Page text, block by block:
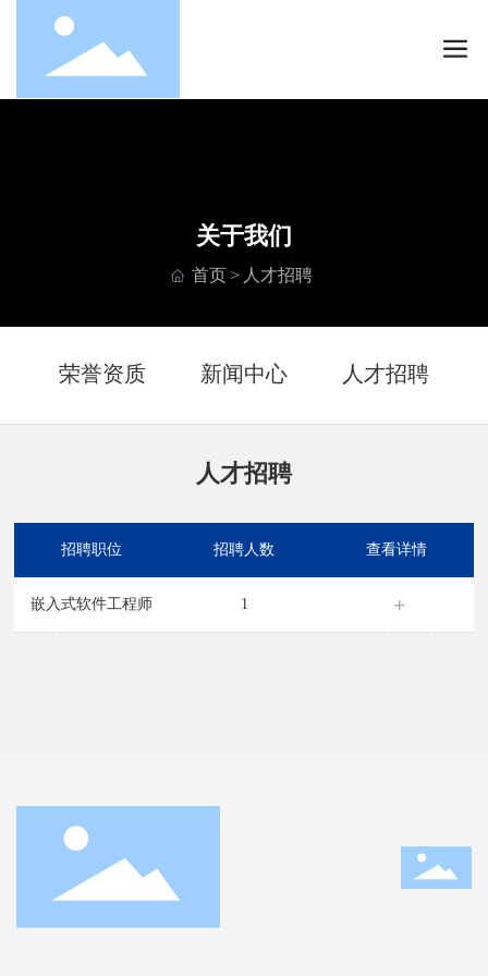
关于我们
首页 人才招聘
荣誉资质 新闻中心 人才招聘
人才招聘
招聘职位 招聘人数 查看详情
嵌入式软件工程师 1